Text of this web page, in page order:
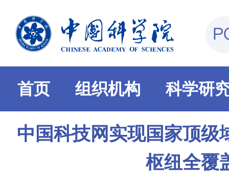
首页 组织机构 科学研
中国科技网实现国家顶级
枢纽全覆